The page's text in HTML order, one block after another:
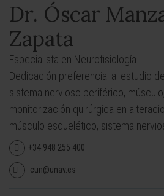
Dr. Óscar
Zapata
Especialista en Neurofisiología.
Dedicación preferencial al estudio
sistema nervioso periférico,
monitorización quirúrgica en
músculo esquelético, sistema
+34 948 255 400
cun@unav.es